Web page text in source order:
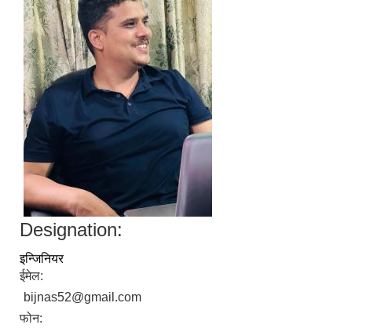
Designation:
इन्जिनियर
ईमेल:
bijnas52@gmail.com
फोन: